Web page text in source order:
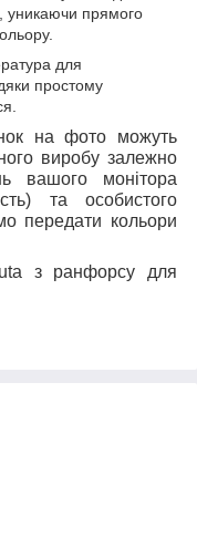
уникаючи прямого
для
простому
на фото можуть
виробу залежно
вашого монітора
та особистого
передати кольори
з ранфорсу для